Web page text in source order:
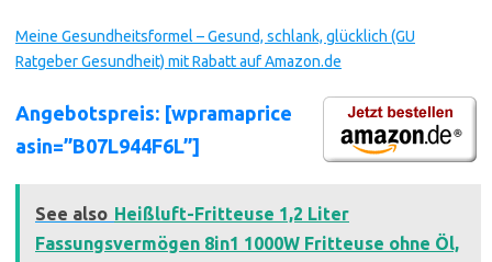
Meine Gesundheitsformel – Gesund, schlank, glücklich (GU
Ratgeber Gesundheit) mit Rabatt auf Amazon.de
Angebotspreis: [wpramaprice
asin=”B07L944F6L”]
See also Heißluft-Fritteuse 1,2 Liter
Fassungsvermögen 8in1 1000W Fritteuse ohne Öl,